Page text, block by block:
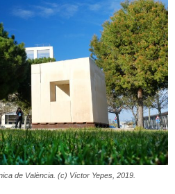
de València. (c) Víctor Yepes, 2019.